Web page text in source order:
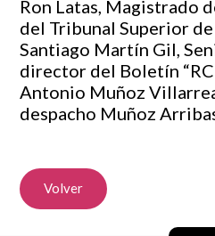
Ron Latas, Magistrado
del Tribunal Superior
Santiago Martín Gil,
director del Boletín “RC
Antonio Muñoz
despacho Muñoz
Volver